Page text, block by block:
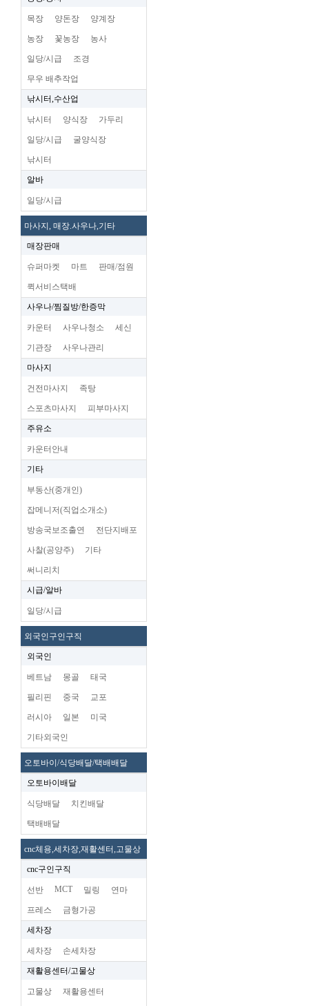
목장 양돈장 양계장
농장 꽃농장 농사
일당/시급 조경
무우 배추작업
낚시터,수산업
낚시터 양식장 가두리
일당/시급 굴양식장
낚시터
알바
일당/시급
마사지, 매장.사우나,기타
매장판매
슈퍼마켓 마트 판매/점원
퀵서비스택배
사우나/찜질방/한증막
카운터 사우나청소 세신
기관장 사우나관리
마사지
건전마사지 족탕
스포츠마사지 피부마사지
주유소
카운터안내
기타
부동산(중개인)
잡메니저(직업소개소)
방송국보조출연 전단지배포
사찰(공양주) 기타
써니리치
시급/알바
일당/시급
외국인구인구직
외국인
베트남 몽골 태국
필리핀 중국 교포
러시아 일본 미국
기타외국인
오토바이/식당배달/택배배달
오토바이배달
식당배달 치킨배달
택배배달
cnc체용,세차장,재활센터,고물상
cnc구인구직
선반 MCT 밀링 연마
프레스 금형가공
세차장
세차장 손세차장
재활용센터/고물상
고물상 재활용센터